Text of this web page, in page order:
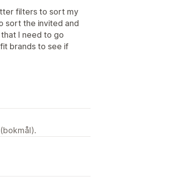
filters to sort my
sort the invited and
I need to go
brands to see if